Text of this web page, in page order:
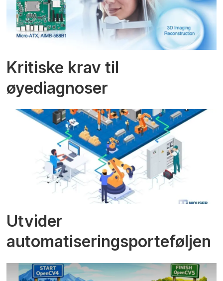
Kritiske krav til
øyediagnoser
Utvider
automatiseringsporteføljen